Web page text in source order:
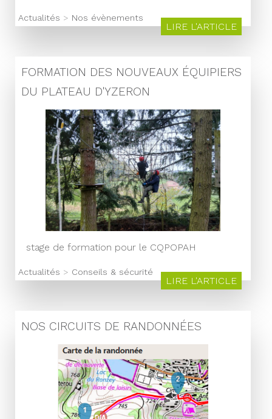
Actualités > Nos évènements
LIRE L'ARTICLE
FORMATION DES NOUVEAUX ÉQUIPIERS
DU PLATEAU D'YZERON
stage de formation pour le CQPOPAH
Actualités > Conseils & sécurité
LIRE L'ARTICLE
NOS CIRCUITS DE RANDONNÉES